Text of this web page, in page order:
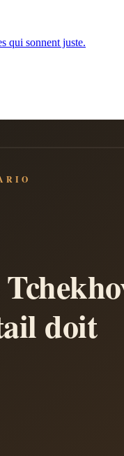
qui sonnent juste.